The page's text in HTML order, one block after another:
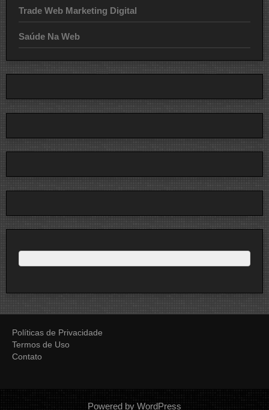
Trade Web Marketing Digital
Saúde Na Web
Políticas de Privacidade
Termos de Uso
Contato
Powered by WordPress